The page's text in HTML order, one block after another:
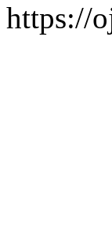
https://